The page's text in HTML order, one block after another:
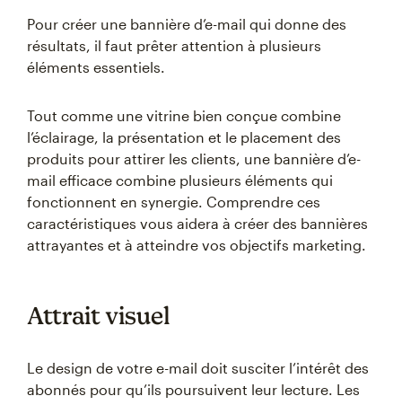
Pour créer une bannière d’e-mail qui donne des
résultats, il faut prêter attention à plusieurs
éléments essentiels.
Tout comme une vitrine bien conçue combine
l’éclairage, la présentation et le placement des
produits pour attirer les clients, une bannière d’e-
mail efficace combine plusieurs éléments qui
fonctionnent en synergie. Comprendre ces
caractéristiques vous aidera à créer des bannières
attrayantes et à atteindre vos objectifs marketing.
Attrait visuel
Le design de votre e-mail doit susciter l’intérêt des
abonnés pour qu’ils poursuivent leur lecture. Les